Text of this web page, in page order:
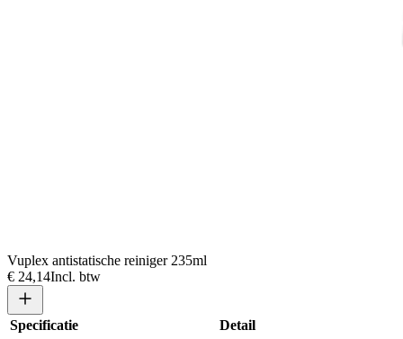
Vuplex antistatische reiniger 235ml
€ 24,14Incl. btw
Specificatie
Detail